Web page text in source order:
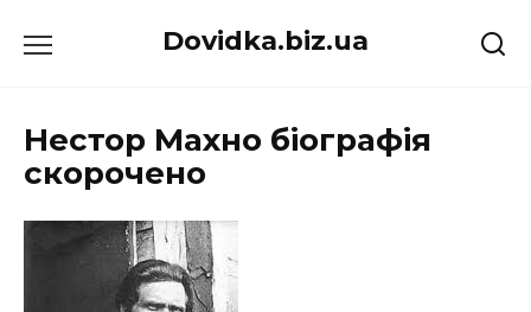
до
Dovidka.biz.ua
Нестор Махно біографія
скорочено